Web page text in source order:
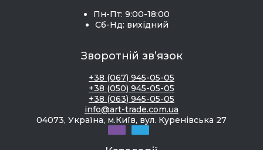
Пн-Пт: 9:00-18:00
Сб-Нд: вихідний
Зворотній зв’язок
+38 (067) 945-05-05
+38 (050) 945-05-05
+38 (063) 945-05-05
info@art-trade.com.ua
04073, Україна, м.Київ, вул. Куренівська 27